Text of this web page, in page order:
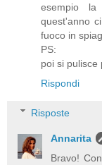
esempio
quest'anno
fuoco in
PS:
poi si pulisce
Rispondi
Risposte
Annarita
Bravo!